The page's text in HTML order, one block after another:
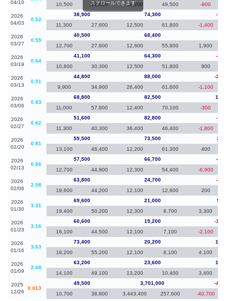
04/10
10,500
29,000 12,200 49,500 -800
2026
04/03
0.52
38,900 74,300
-
11,300
27,600 12,500 61,800 -1,400
2026
03/27
0.59
40,500 68,400
12,700
27,800 12,600 55,800 1,900
2026
03/19
0.64
41,100 64,300
-
10,800
30,300 12,500 51,800 900
2026
03/13
0.51
44,800 88,000
-
9,900
34,900 26,400 61,600 -1,100
2026
03/06
0.83
68,800 82,500
11,000
57,800 12,400 70,100 -300
2026
02/27
0.62
51,600 82,800
-
11,300
40,300 36,400 46,400 -1,800
2026
02/20
0.81
59,500 73,500
13,100
46,400 12,200 61,300 400
2026
02/13
0.86
57,500 66,700
-
12,700
44,800 12,300 54,400 -6,900
2026
02/06
2.58
63,800 24,700
-
19,600
44,200 12,100 12,600 200
2026
01/30
3.31
69,600 21,000
19,400
50,200 12,300 8,700 3,300
2026
01/23
3.16
60,600 19,200
-
16,100
44,500 12,100 7,100 -2,100
2026
01/16
3.63
73,400 20,200
18,200
55,200 12,100 8,100 4,100
2026
01/09
2.68
63,200 23,600
14,100
49,100 13,200 10,400 3,400
2025
12/26
0.013
49,500 3,701,000
-
10,700
38,800 3,443,400 257,600 -40,700
スクロールできます